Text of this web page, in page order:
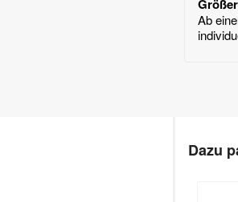
Ab
Dazu